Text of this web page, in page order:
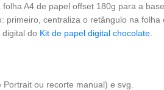
A4 de papel offset 180g para a
centraliza o retângulo na folha
do Kit de papel digital chocolate
ou recorte manual) e svg.